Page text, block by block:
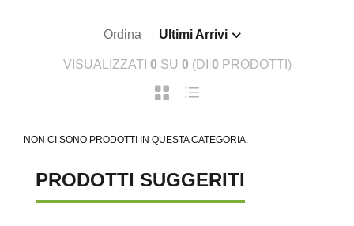
Ordina Ultimi Arrivi
VISUALIZZATI 0 SU 0 (DI 0 PRODOTTI)
NON CI SONO PRODOTTI IN QUESTA CATEGORIA.
PRODOTTI SUGGERITI